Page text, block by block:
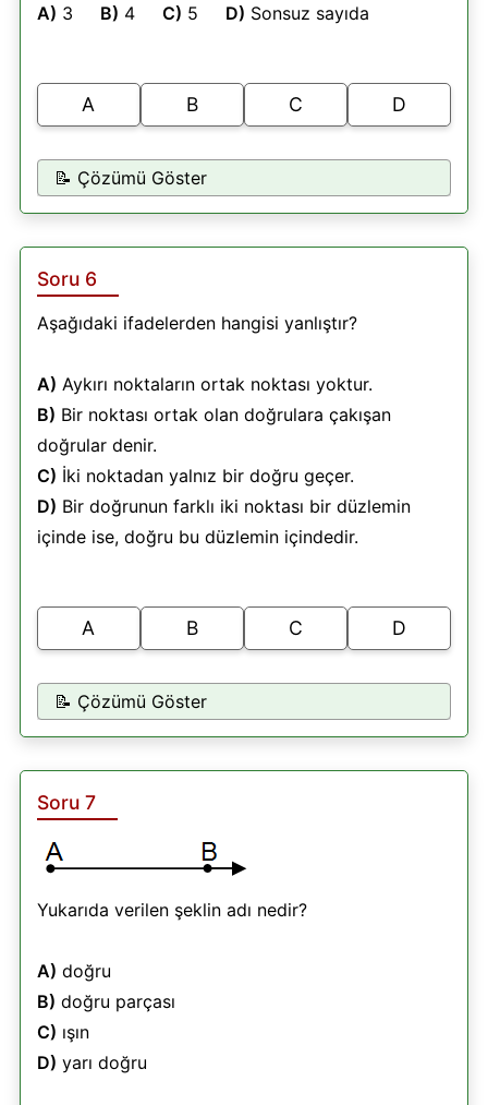
A) 3 B) 4 C) 5 D) Sonsuz sayıda
A B C D
📝 Çözümü Göster
Soru 6
Aşağıdaki ifadelerden hangisi yanlıştır?
A) Aykırı noktaların ortak noktası yoktur.
B) Bir noktası ortak olan doğrulara çakışan
doğrular denir.
C) İki noktadan yalnız bir doğru geçer.
D) Bir doğrunun farklı iki noktası bir düzlemin
içinde ise, doğru bu düzlemin içindedir.
A B C D
📝 Çözümü Göster
Soru 7
Yukarıda verilen şeklin adı nedir?
A) doğru
B) doğru parçası
C) ışın
D) yarı doğru